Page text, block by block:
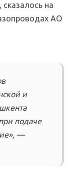
сказалось на
АО
и
подаче
—